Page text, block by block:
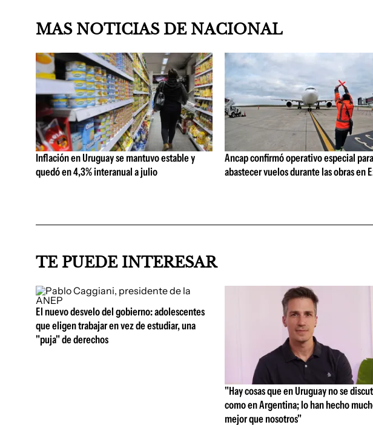
MAS NOTICIAS DE NACIONAL
Inflación en Uruguay se mantuvo estable y
quedó en 4,3% interanual a julio
Ancap confirmó operativo especial para
abastecer vuelos durante las obras en
TE PUEDE INTERESAR
El nuevo desvelo del gobierno: adolescentes
que eligen trabajar en vez de estudiar, una
"puja" de derechos
"Hay cosas que en Uruguay no se
como en Argentina; lo han hecho
mejor que nosotros"